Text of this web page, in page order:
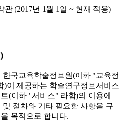
(2017년 1월 1일 ~ 현재 적용)
한국교육학술정보원(이하 "교육정
)이 제공하는 학술연구정보서비스
(이하 "서비스" 라함)의 이용에
및 절차와 기타 필요한 사항을 규
목적으로 합니다.